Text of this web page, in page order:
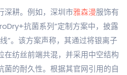
深耕。例如，深圳市雅森漫服饰有
抗菌系列”定制方案中，披露
”。该方案声称，其通过将银离子
在纺丝前端共混，并采用中空结构
菌的耐久性。根据其官网引用的自